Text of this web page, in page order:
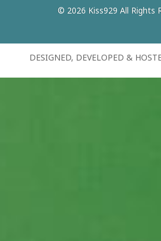
© 2026 Kiss929 All Rights
DESIGNED, DEVELOPED &